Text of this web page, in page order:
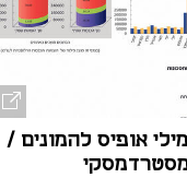
אופיס להמונים /